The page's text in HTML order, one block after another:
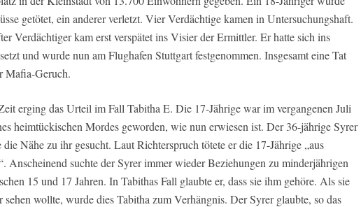
getötet, ein anderer verletzt. Vier Verdächtige kamen in Untersuchungshaft.
Verdächtiger kam erst verspätet ins Visier der Ermittler. Er hatte sich ins
und wurde nun am Flughafen Stuttgart festgenommen. Insgesamt eine Tat
Mafia-Geruch.
erging das Urteil im Fall Tabitha E. Die 17-Jährige war im vergangenen Juli
heimtückischen Mordes geworden, wie nun erwiesen ist. Der 36-jährige Syrer
Nähe zu ihr gesucht. Laut Richterspruch tötete er die 17-Jährige „aus
Anscheinend suchte der Syrer immer wieder Beziehungen zu minderjährigen
15 und 17 Jahren. In Tabithas Fall glaubte er, dass sie ihm gehöre. Als sie
sehen wollte, wurde dies Tabitha zum Verhängnis. Der Syrer glaubte, so das